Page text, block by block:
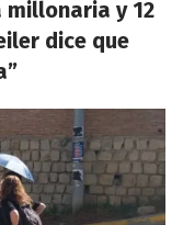
y 12
dice que